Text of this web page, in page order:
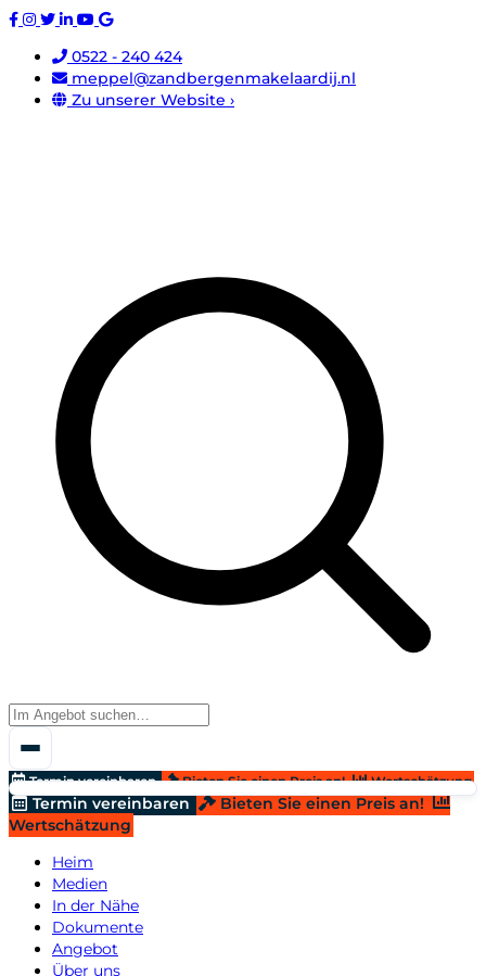
0522 - 240 424
meppel@zandbergenmakelaardij.nl
Zu unserer Website ›
Termin vereinbaren Bieten Sie einen Preis an! Wertschätzung
Termin vereinbaren
Bieten Sie einen Preis an!
Wertschätzung
Heim
Medien
In der Nähe
Dokumente
Angebot
Über uns